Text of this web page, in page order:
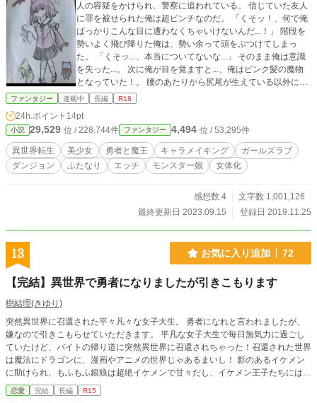
人の容疑をかけられ、警察に追われている。 信じていた友人
に罪を被せられた俺は超ピンチなのだ。 「くそッ！、何で俺
ばっかりこんな目に遭わなくちゃいけないんだ...！」 階段を
勢いよく飛び降りた俺は、勢い余って頭をぶつけてしまっ
た。 「くそッ...、本当についてないな...」 そのまま俺は意識
を失った...。 次に俺が目を覚ますと...、俺はピンク髪の魔物
となっていた！。 腰のあたりから尻尾が生えている以外には
普通の人の様にしか見えないが、とにかく魔物だ！。 訳も分
自分の胸を揉んでみよう...。 フニ♡フニ♡。 「おおう...♡」
(ちっちゃいけど...、柔らかい♡) この体は力がとても弱く...胸
も小さい...が、顔は良いのでこれから先の成長がとても楽し
みだ...グフフ...♡。 (小説家になろう様にて、何故かブックマ
ーク600件達成した上に50万再生行ってる作品です...、作者的
ファンタジー 連載中 長編 R18
24h.ポイント 14pt
小説 29,529 位 / 228,744件 ファンタジー 4,494 位 / 53,295件
異世界転生 美少女 勇者と魔王 キャラメイキング
ガールズラブ
ダンジョン
ふたなり エッチ モンスター娘 女体化
感想数 4
文字数 1,001,126
最終更新日 2023.09.15
登録日 2019.11.25
13 お気に入り追加 72
【完結】異世界で勇者になりましたが引きこもります
樹結理(きゆり)
突然異世界に召還された平々凡々な女子大生。 勇者になれと言われましたが、
嫌なので引きこもらせていただきます。 平凡な女子大生で毎日無気力に過ごし
ていたけど、バイトの帰り道に突然異世界に召還されちゃった！召還された世界
は魔法にドラゴンに、漫画やアニメの世界じゃあるまいし！ 影のあるイケメン
に助けられ、もふもふ銀狼は超絶イケメンで甘々だし、イケメン王子たちにはか
らかわれるし。 色んなイケメンに囲まれながら頑張って魔法覚えて戦う、無気
力女子大生の成長記録。守りたい大事な人たちが出来るまでのお話。 前半恋愛
恋愛 完結 長編 R15